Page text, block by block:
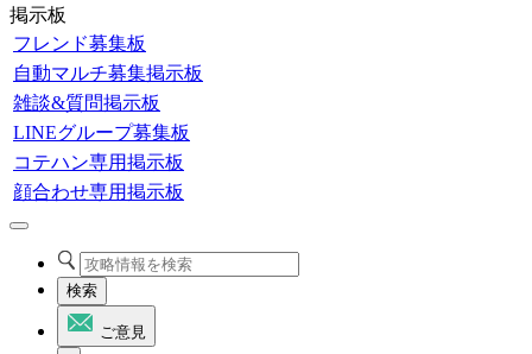
掲示板
フレンド募集板
自動マルチ募集掲示板
雑談&質問掲示板
LINEグループ募集板
コテハン専用掲示板
顔合わせ専用掲示板
検索
ご意見